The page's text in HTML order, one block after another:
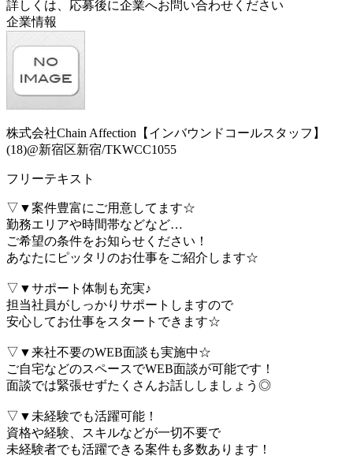
詳しくは、応募後に企業へお問い合わせください
企業情報
株式会社Chain Affection【インバウンドコールスタッフ】
(18)@新宿区新宿/TKWCC1055
フリーテキスト
▽▼案件豊富にご用意してます☆
勤務エリアや時間帯などなど…
ご希望の条件をお知らせください！
あなたにピッタリのお仕事をご紹介します☆
▽▼サポート体制も充実♪
担当社員がしっかりサポートしますので
安心してお仕事をスタートできます☆
▽▼来社不要のWEB面談も実施中☆
ご自宅などのスペースでWEB面談が可能です！
面談では緊張せずたくさんお話ししましょう◎
▽▼未経験でも活躍可能！
資格や経験、スキルなどが一切不要で
未経験者でも活躍できる案件も多数あります！